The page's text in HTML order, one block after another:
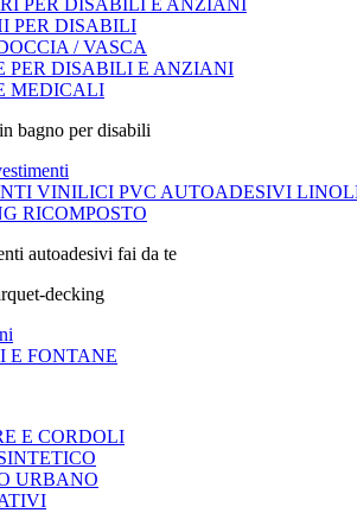
PER DISABILI
/ VASCA
PER DISABILI E ANZIANI
MEDICALI
VINILICI PVC AUTOADESIVI
RICOMPOSTO
E FONTANE
E CORDOLI
URBANO